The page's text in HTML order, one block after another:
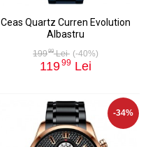
Ceas Quartz Curren Evolution
Albastru
19999Lei (-40%)
11999Lei
-34%